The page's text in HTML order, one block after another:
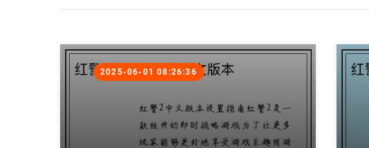
2025-06-01 08:26:36